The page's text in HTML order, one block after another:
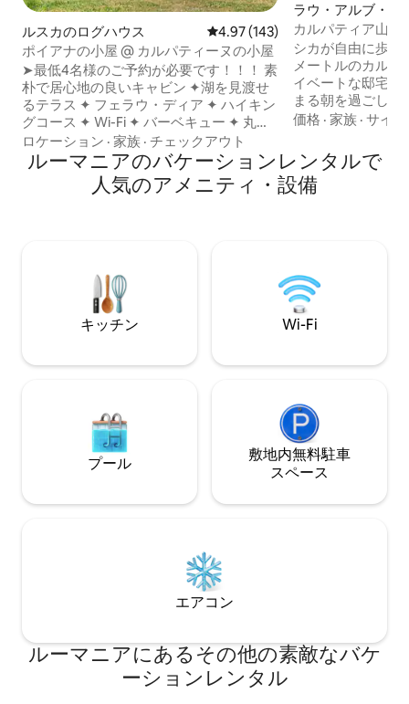
ルスカのログハウス レビュー143件、5つ星中4.97つ
4.97 (143)
ポイアナの小屋 @ カルパティーヌの小屋
➤最低4名様のご予約が必要です！！！ 素
朴で居心地の良いキャビン ✦湖を見渡せ
るテラス ✦ フェラウ・ディア ✦ ハイキン
グコース ✦ Wi-Fi ✦ バーベキュー ✦ 丸太
のブランコ ✦ ピクニックスポット ✦ 広大
な庭 ✦ 素晴らしい景色 ✦ 野生動物 ➤パー
ティーは不可 ➤南西カルパチア山脈の息
をのむようなエリア ➤敷地内にファロウ
園に近い ➤インスタ*グラムとフェイス*
ブックのページ@carpathianbeauties
ロケーション · 家族 · チェックアウト
ラウ・アルブ・デ
コテージ
カルパティア山脈
ジ
シカが自由に歩き
メートルのカルパ
イベートな邸宅で
まる朝を過ごし
の家に着想を得て
て保存された3棟
室4室、居心地の
備の整ったキッチ
ラン城から1時間
価格 ·家族 ·サイ
ルーマニアのバケーションレンタルで
人気のアメニティ・設備
キッチン Wi-Fi
プール
敷地内無料駐⁠車
ス⁠ペ⁠ー⁠ス
エアコン
ルーマニアにあるその他の素敵なバケ
ーションレンタル